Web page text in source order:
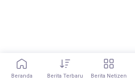
Beranda Berita Terbaru Berita Netizen